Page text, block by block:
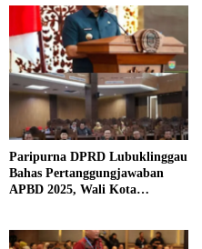
Paripurna DPRD Lubuklinggau
Bahas Pertanggungjawaban
APBD 2025, Wali Kota